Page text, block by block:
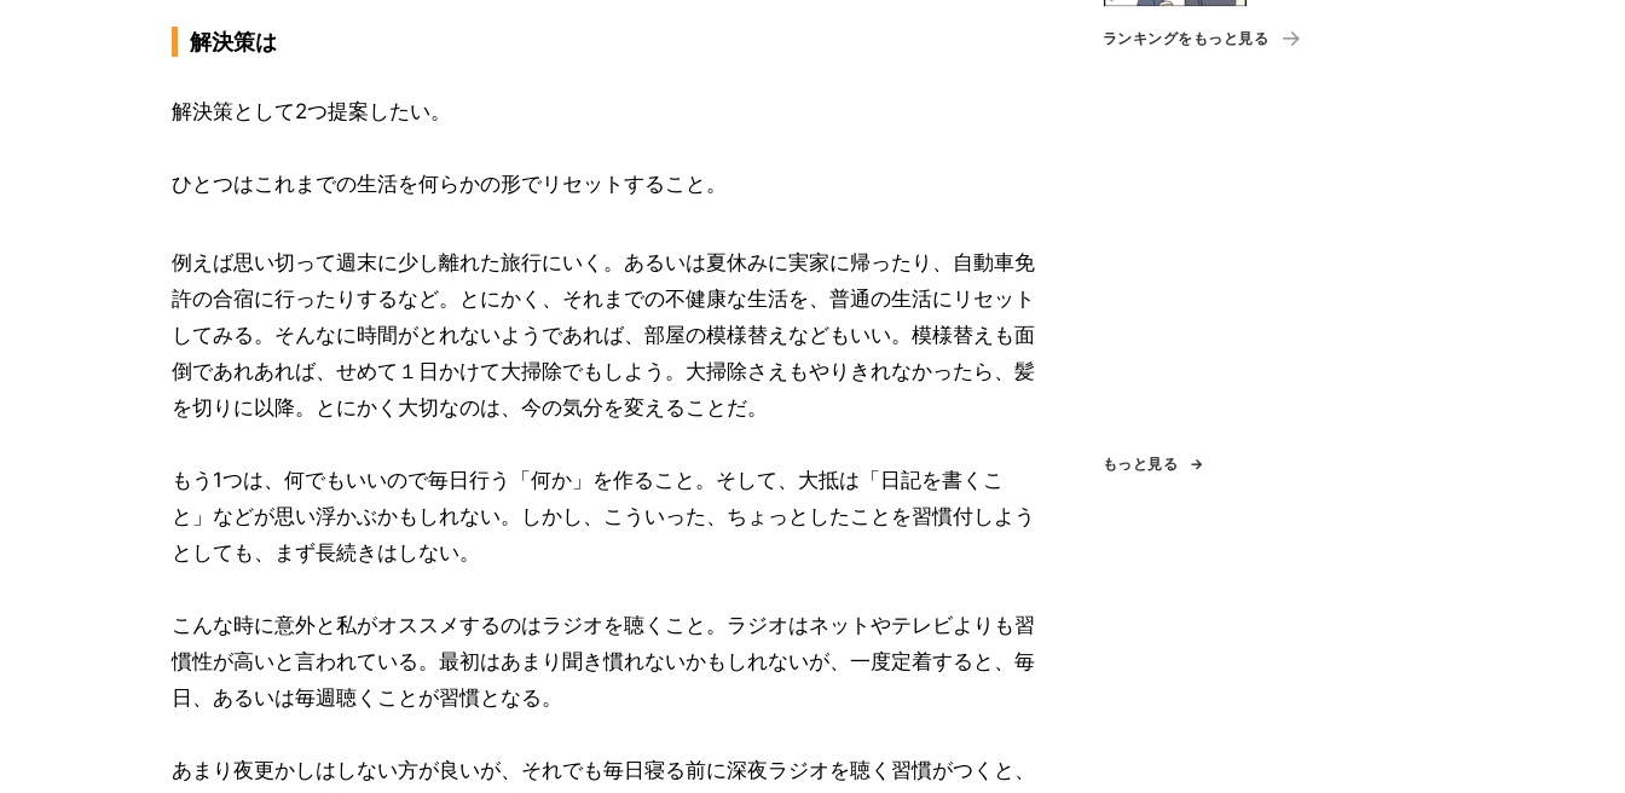
解決策は
解決策として2つ提案したい。
ひとつはこれまでの生活を何らかの形でリセットすること。
例えば思い切って週末に少し離れた旅行にいく。あるいは夏休みに実家に帰ったり、自動車免
許の合宿に行ったりするなど。とにかく、それまでの不健康な生活を、普通の生活にリセット
してみる。そんなに時間がとれないようであれば、部屋の模様替えなどもいい。模様替えも面
倒であれあれば、せめて１日かけて大掃除でもしよう。大掃除さえもやりきれなかったら、髪
を切りに以降。とにかく大切なのは、今の気分を変えることだ。
もう1つは、何でもいいので毎日行う「何か」を作ること。そして、大抵は「日記を書くこ
と」などが思い浮かぶかもしれない。しかし、こういった、ちょっとしたことを習慣付しよう
としても、まず長続きはしない。
こんな時に意外と私がオススメするのはラジオを聴くこと。ラジオはネットやテレビよりも習
慣性が高いと言われている。最初はあまり聞き慣れないかもしれないが、一度定着すると、毎
日、あるいは毎週聴くことが習慣となる。
あまり夜更かしはしない方が良いが、それでも毎日寝る前に深夜ラジオを聴く習慣がつくと、
ランキングをもっと見る
もっと見る